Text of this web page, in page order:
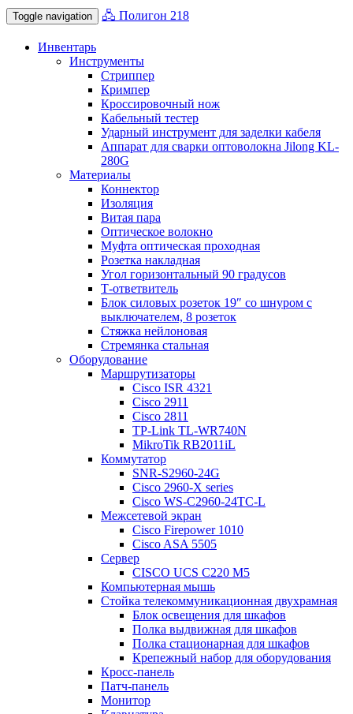
Toggle navigation 🖧 Полигон 218
Инвентарь
Инструменты
Стриппер
Кримпер
Кроссировочный нож
Кабельный тестер
Ударный инструмент для заделки кабеля
Аппарат для сварки оптоволокна Jilong KL-
280G
Материалы
Коннектор
Изоляция
Витая пара
Оптическое волокно
Муфта оптическая проходная
Розетка накладная
Угол горизонтальный 90 градусов
Т-ответвитель
Блок силовых розеток 19″ со шнуром с
выключателем, 8 розеток
Стяжка нейлоновая
Стремянка стальная
Оборудование
Маршрутизаторы
Cisco ISR 4321
Cisco 2911
Cisco 2811
TP-Link TL-WR740N
MikroTik RB2011iL
Коммутатор
SNR-S2960-24G
Cisco 2960-X series
Cisco WS-C2960-24TC-L
Межсетевой экран
Cisco Firepower 1010
Cisco ASA 5505
Сервер
CISCO UCS C220 M5
Компьютерная мышь
Стойка телекоммуникационная двухрамная
Блок освещения для шкафов
Полка выдвижная для шкафов
Полка стационарная для шкафов
Крепежный набор для оборудования
Кросс-панель
Патч-панель
Монитор